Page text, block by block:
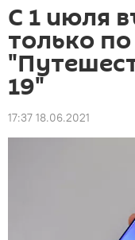
С 1 июля
только
19"
17:37 18.06.2021